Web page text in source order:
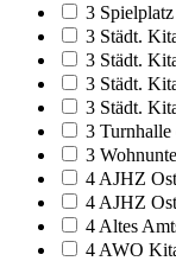
3
3 Städt.
3 Städt.
3 Städt.
3 Städt.
3
3
4 AJHZ
4 AJHZ
4 Altes
4 AWO